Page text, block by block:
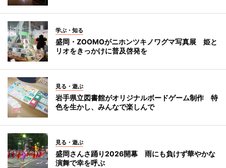
学ぶ・知る
盛岡・ZOOMOがニホンツキノワグマ写真展 姫と
リオをきっかけに普及啓発を
見る・遊ぶ
岩手県立図書館がオリジナルボードゲーム制作 特
色を生かし、みんなで楽しんで
見る・遊ぶ
盛岡さんさ踊り2026開幕 雨にも負けず華やかな
演舞で幸を呼ぶ